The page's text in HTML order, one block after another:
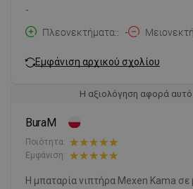
-
Πλεονεκτήματα:
-
Εμφάνιση αρχικού σχολίου
Η αξιολόγηση αφορά αυτό
BuraM
Ποιότητα:
Εμφάνιση:
Η μπαταρία νιπτήρα Mexen Kama σε